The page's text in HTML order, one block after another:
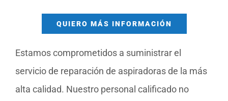
QUIERO MÁS INFORMACIÓN
Estamos comprometidos a suministrar el
servicio de reparación de aspiradoras de la más
alta calidad. Nuestro personal calificado no